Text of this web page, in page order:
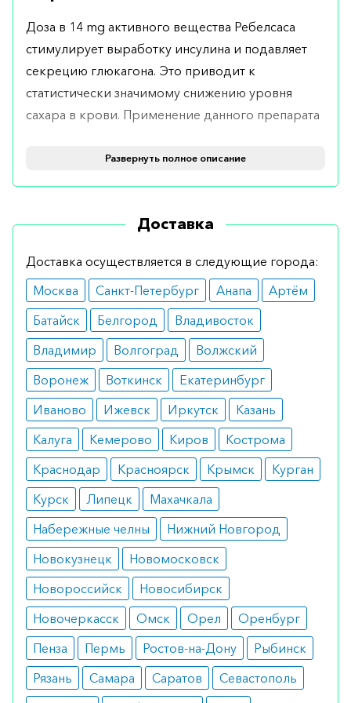
Доза в 14 mg активного вещества Ребелсаса
стимулирует выработку инсулина и подавляет
секрецию глюкагона. Это приводит к
статистически значимому снижению уровня
сахара в крови. Применение данного препарата
уменьшает аппетит.
Показания
Показания к применению препарата включают в
типа. По данным статистических анализов,
препарат эффективен как в монотерапии, так и в
комбинации с другими антидиабетическими
средствами.
Противопоказания
Ограничения к применению препарата
включают индивидуальную непереносимость,
сахарный диабет 1 типа и диабетический
кетоацидоз. Пациенты в этих группах не должны
пить Ребелсас. Не прописывают медикамент
детям до 18 лет.
Побочные эффекты
Сравнение данных показывает, что побочные
эффекты включают тошноту, рвоту, диарею и
головную боль. Однако эти эффекты, как
правило, прекращаются после первого месяца
терапии.
Развернуть полное описание
Доставка
Доставка осуществляется в следующие города:
Москва
Санкт-Петербург Анапа
Артём
Батайск
Белгород
Владивосток
Владимир
Волгоград
Волжский
Воронеж
Воткинск
Екатеринбург
Иваново
Ижевск Иркутск
Казань
Калуга
Кемерово Киров
Кострома
Краснодар
Красноярск Крымск
Курган
Курск
Липецк
Махачкала
Набережные челны
Нижний Новгород
Новокузнецк
Новомосковск
Новороссийск
Новосибирск
Новочеркасск
Омск Орел
Оренбург
Пенза
Пермь Ростов-на-Дону
Рыбинск
Рязань
Самара Саратов
Севастополь